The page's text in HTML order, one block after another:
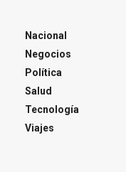
Nacional
Negocios
Política
Salud
Tecnología
Viajes